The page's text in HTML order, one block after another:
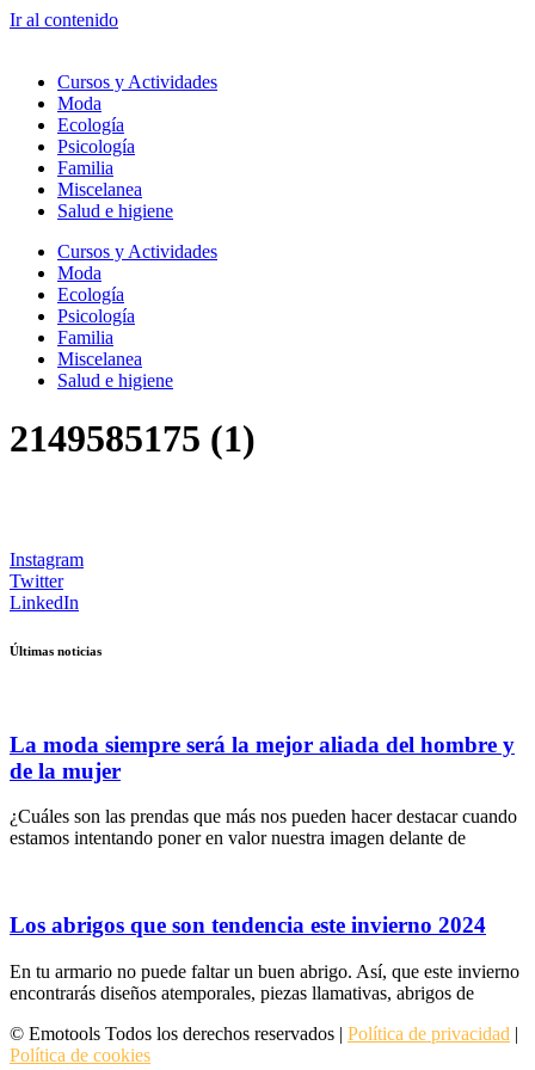
Ir al contenido
Cursos y Actividades
Moda
Ecología
Psicología
Familia
Miscelanea
Salud e higiene
Cursos y Actividades
Moda
Ecología
Psicología
Familia
Miscelanea
Salud e higiene
2149585175 (1)
Instagram
Twitter
LinkedIn
Últimas noticias
La moda siempre será la mejor aliada del hombre y
de la mujer
¿Cuáles son las prendas que más nos pueden hacer destacar cuando
estamos intentando poner en valor nuestra imagen delante de
Los abrigos que son tendencia este invierno 2024
En tu armario no puede faltar un buen abrigo. Así, que este invierno
encontrarás diseños atemporales, piezas llamativas, abrigos de
© Emotools Todos los derechos reservados | Política de privacidad |
Política de cookies